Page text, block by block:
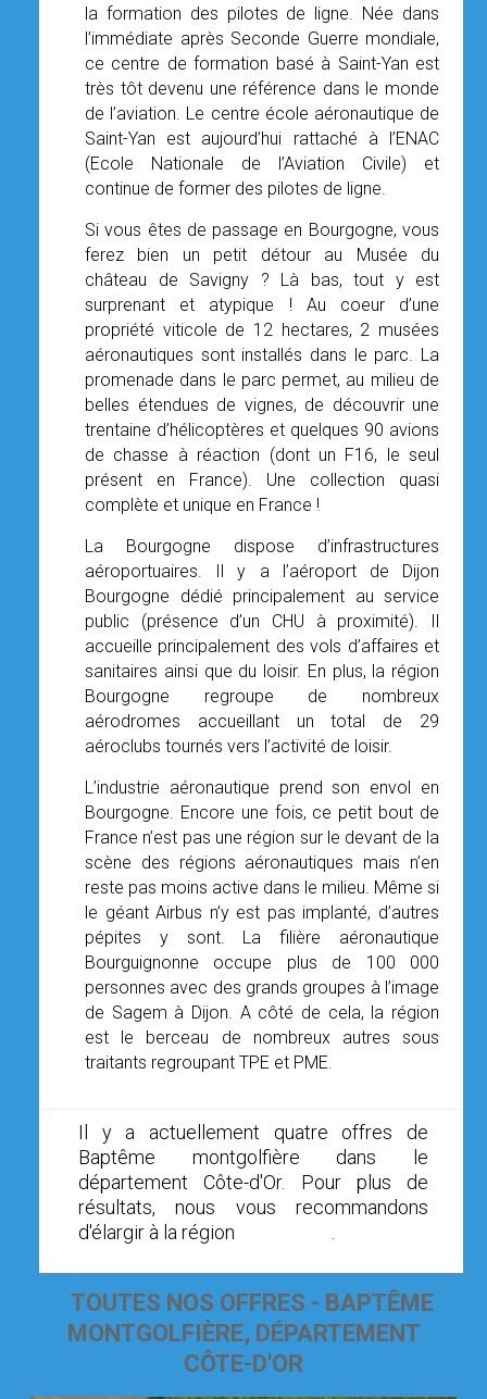
la formation des pilotes de ligne. Née dans
l’immédiate après Seconde Guerre mondiale,
ce centre de formation basé à Saint-Yan est
très tôt devenu une référence dans le monde
de l’aviation. Le centre école aéronautique de
Saint-Yan est aujourd’hui rattaché à l’ENAC
(Ecole Nationale de l’Aviation Civile) et
continue de former des pilotes de ligne.
Si vous êtes de passage en Bourgogne, vous
ferez bien un petit détour au Musée du
château de Savigny ? Là bas, tout y est
surprenant et atypique ! Au coeur d’une
propriété viticole de 12 hectares, 2 musées
aéronautiques sont installés dans le parc. La
promenade dans le parc permet, au milieu de
belles étendues de vignes, de découvrir une
trentaine d’hélicoptères et quelques 90 avions
de chasse à réaction (dont un F16, le seul
présent en France). Une collection quasi
complète et unique en France !
La Bourgogne dispose d’infrastructures
aéroportuaires. Il y a l’aéroport de Dijon
Bourgogne dédié principalement au service
public (présence d’un CHU à proximité). Il
accueille principalement des vols d’affaires et
sanitaires ainsi que du loisir. En plus, la région
Bourgogne regroupe de nombreux
aérodromes accueillant un total de 29
aéroclubs tournés vers l’activité de loisir.
L’industrie aéronautique prend son envol en
Bourgogne. Encore une fois, ce petit bout de
France n’est pas une région sur le devant de la
scène des régions aéronautiques mais n’en
reste pas moins active dans le milieu. Même si
le géant Airbus n’y est pas implanté, d’autres
pépites y sont. La filière aéronautique
Bourguignonne occupe plus de 100 000
personnes avec des grands groupes à l’image
de Sagem à Dijon. A côté de cela, la région
est le berceau de nombreux autres sous
traitants regroupant TPE et PME.
Il y a actuellement quatre offres de
Baptême montgolfière dans le
département Côte-d'Or. Pour plus de
résultats, nous vous recommandons
d'élargir à la région
TOUTES NOS OFFRES - BAPTÊME
MONTGOLFIÈRE, DÉPARTEMENT
CÔTE-D'OR